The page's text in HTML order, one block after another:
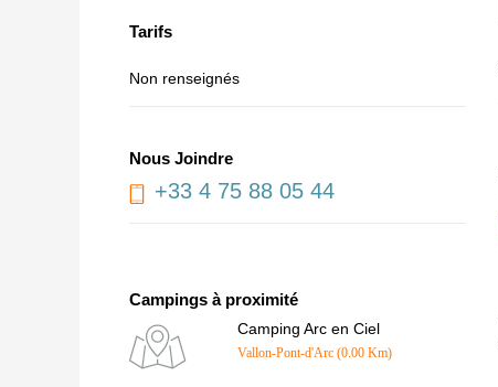
Tarifs
Non renseignés
Nous Joindre
+33 4 75 88 05 44
Campings à proximité
Camping Arc en Ciel
Vallon-Pont-d'Arc (0.00 Km)